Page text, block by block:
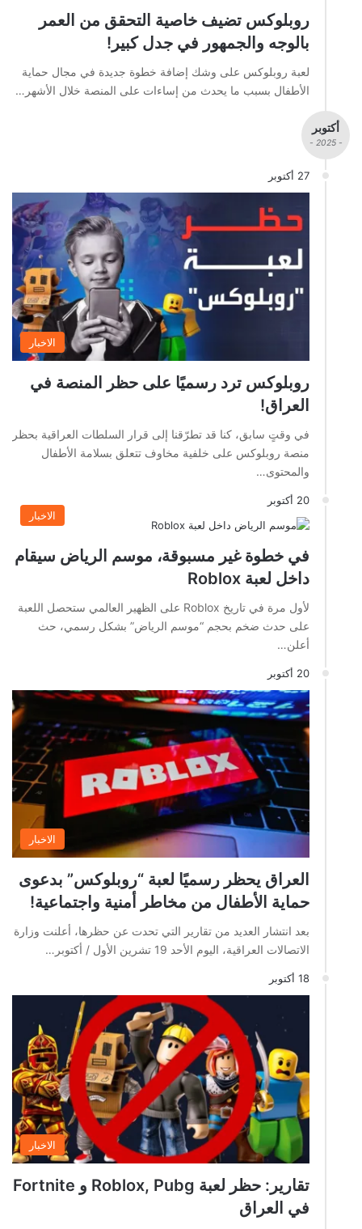
روبلوكس تضيف خاصية التحقق من العمر
بالوجه والجمهور في جدل كبير!
لعبة روبلوكس على وشك إضافة خطوة جديدة في مجال حماية
الأطفال بسبب ما يحدث من إساءات على المنصة خلال الأشهر…
أكتوبر
- 2025 -
27 أكتوبر
الاخبار
روبلوكس ترد رسميًا على حظر المنصة في
العراق!
في وقتٍ سابق، كنا قد تطرّقنا إلى قرار السلطات العراقية بحظر
منصة روبلوكس على خلفية مخاوف تتعلق بسلامة الأطفال
والمحتوى…
20 أكتوبر
الاخبار
في خطوة غير مسبوقة، موسم الرياض سيقام
داخل لعبة Roblox
لأول مرة في تاريخ Roblox على الظهير العالمي ستحصل اللعبة
على حدث ضخم بحجم “موسم الرياض” بشكل رسمي، حث
أعلن…
20 أكتوبر
الاخبار
العراق يحظر رسميًا لعبة “روبلوكس” بدعوى
حماية الأطفال من مخاطر أمنية واجتماعية!
بعد انتشار العديد من تقارير التي تحدت عن حظرها، أعلنت وزارة
الاتصالات العراقية، اليوم الأحد 19 تشرين الأول / أكتوبر…
18 أكتوبر
الاخبار
تقارير: حظر لعبة Roblox, Pubg و Fortnite
في العراق